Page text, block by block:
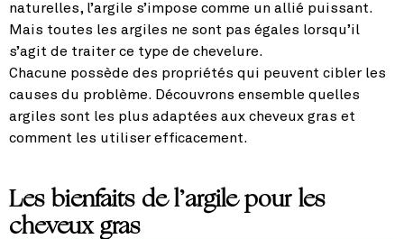
naturelles, l’argile s’impose comme un allié puissant.
Mais toutes les argiles ne sont pas égales lorsqu’il
s’agit de traiter ce type de chevelure.
Chacune possède des propriétés qui peuvent cibler les
causes du problème. Découvrons ensemble quelles
argiles sont les plus adaptées aux cheveux gras et
comment les utiliser efficacement.
Les bienfaits de l’argile pour les
cheveux gras